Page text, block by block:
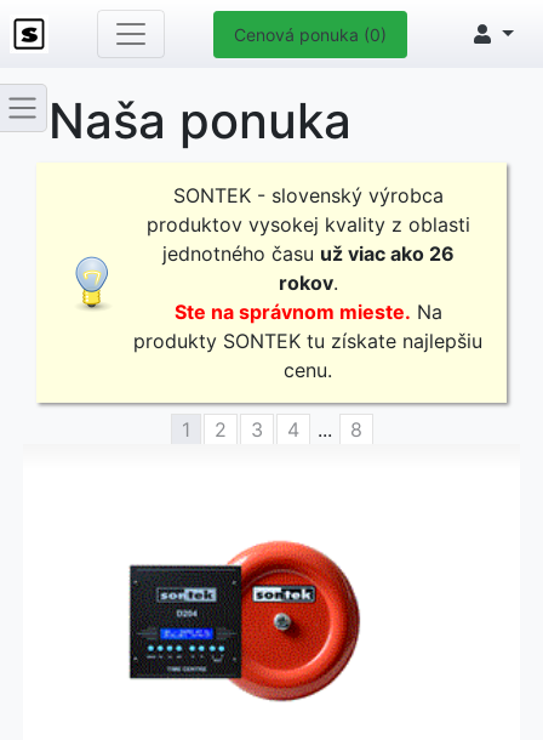
Cenová ponuka (0)
Naša ponuka
SONTEK - slovenský výrobca
produktov vysokej kvality z oblasti
jednotného času už viac ako 26
rokov.
Ste na správnom mieste. Na
produkty SONTEK tu získate najlepšiu
cenu.
1 2 3 4 ... 8